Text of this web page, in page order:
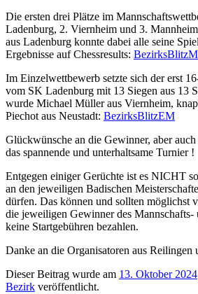
Die ersten drei Plätze im
Ladenburg, 2. Viernheim und 3.
aus Ladenburg konnte dabei alle seine
Ergebnisse auf Chessresults:
Im Einzelwettbewerb setzte sich der erst
vom SK Ladenburg mit 13 Siegen aus 13
wurde Michael Müller aus Viernheim,
Piechot aus Neustadt: BezirksBlitzEM
Glückwünsche an die Gewinner, aber
das spannende und unterhaltsame Turnier !
Entgegen einiger Gerüchte ist es NICHT
an den jeweiligen Badischen
dürfen. Das können und sollten möglichst
die jeweiligen Gewinner des
keine Startgebühren bezahlen.
Danke an die Organisatoren aus
Dieser Beitrag wurde am 13. Oktober 2024
Bezirk veröffentlicht.